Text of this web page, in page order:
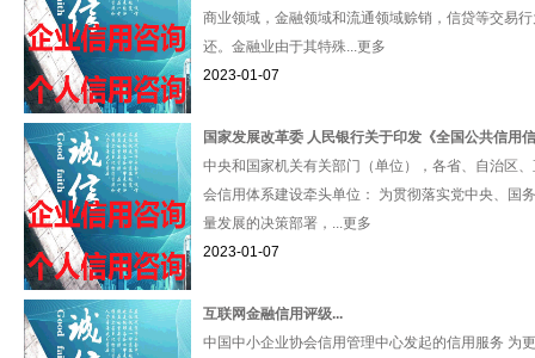
商业领域，金融领域和流通领域赊销，信贷等交易
还。金融业由于其特殊...更多
2023-01-07
国家发展改革委 人民银行关于印发《全国公共信用
中央和国家机关有关部门（单位），各省、自治区
会信用体系建设牵头单位： 为贯彻落实党中央、国
量发展的决策部署，...更多
2023-01-07
互联网金融信用评级...
中国中小企业协会信用管理中心发起的信用服务 为